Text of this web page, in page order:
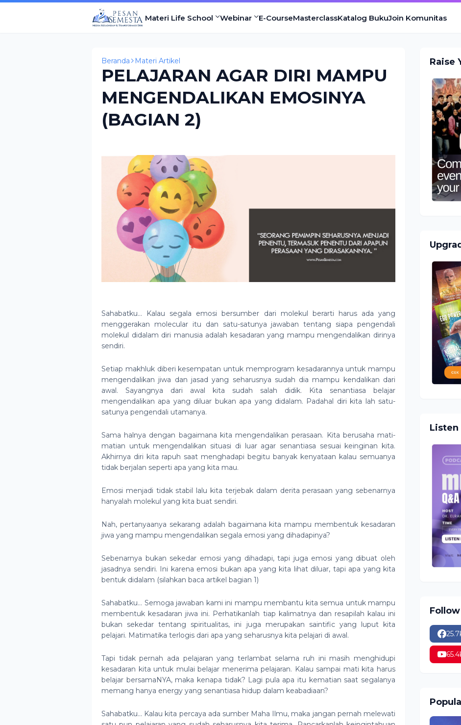
Materi Life School Webinar E-CourseMasterclassKatalog BukuJoin Komunitas
Beranda Materi Artikel
PELAJARAN AGAR DIRI MAMPU
MENGENDALIKAN EMOSINYA
(BAGIAN 2)
Sahabatku… Kalau segala emosi bersumber dari molekul berarti harus ada yang
menggerakan molecular itu dan satu-satunya jawaban tentang siapa pengendali
molekul didalam diri manusia adalah kesadaran yang mampu mengendalikan dirinya
sendiri.
Setiap makhluk diberi kesempatan untuk memprogram kesadarannya untuk mampu
mengendalikan jiwa dan jasad yang seharusnya sudah dia mampu kendalikan dari
awal. Sayangnya dari awal kita sudah salah didik. Kita senantiasa belajar
mengendalikan apa yang diluar bukan apa yang didalam. Padahal diri kita lah satu-
satunya pengendali utamanya.
Sama halnya dengan bagaimana kita mengendalikan perasaan. Kita berusaha mati-
matian untuk mengendalikan situasi di luar agar senantiasa sesuai keinginan kita.
Akhirnya diri kita rapuh saat menghadapi begitu banyak kenyataan kalau semuanya
tidak berjalan seperti apa yang kita mau.
Emosi menjadi tidak stabil lalu kita terjebak dalam derita perasaan yang sebenarnya
hanyalah molekul yang kita buat sendiri.
Nah, pertanyaanya sekarang adalah bagaimana kita mampu membentuk kesadaran
jiwa yang mampu mengendalikan segala emosi yang dihadapinya?
Sebenarnya bukan sekedar emosi yang dihadapi, tapi juga emosi yang dibuat oleh
jasadnya sendiri. Ini karena emosi bukan apa yang kita lihat diluar, tapi apa yang kita
bentuk didalam (silahkan baca artikel bagian 1)
Sahabatku… Semoga jawaban kami ini mampu membantu kita semua untuk mampu
membentuk kesadaran jiwa ini. Perhatikanlah tiap kalimatnya dan resapilah kalau ini
bukan sekedar tentang spiritualitas, ini juga merupakan saintific yang luput kita
pelajari. Matimatika terlogis dari apa yang seharusnya kita pelajari di awal.
Tapi tidak pernah ada pelajaran yang terlambat selama ruh ini masih menghidupi
kesadaran kita untuk mulai belajar menerima pelajaran. Kalau sampai mati kita harus
belajar bersamaNYA, maka kenapa tidak? Lagi pula apa itu kematian saat segalanya
memang hanya energy yang senantiasa hidup dalam keabadiaan?
Sahabatku… Kalau kita percaya ada sumber Maha Ilmu, maka jangan pernah melewati
Raise
Listen
Follow